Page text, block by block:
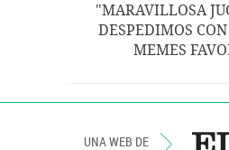
"MARAVILLOSA
DESPEDIMOS
MEMES
UNA WEB DE